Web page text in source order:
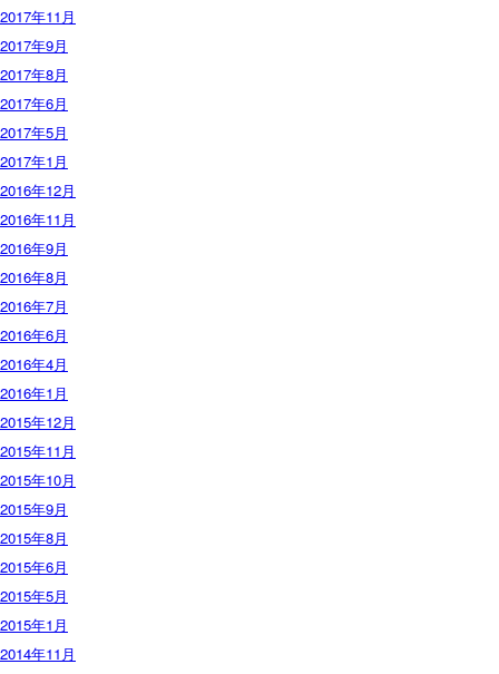
2017年11月
2017年9月
2017年8月
2017年6月
2017年5月
2017年1月
2016年12月
2016年11月
2016年9月
2016年8月
2016年7月
2016年6月
2016年4月
2016年1月
2015年12月
2015年11月
2015年10月
2015年9月
2015年8月
2015年6月
2015年5月
2015年1月
2014年11月